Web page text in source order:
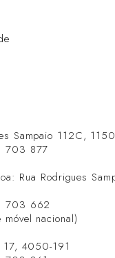
Sampaio 112C,
703 877
Rua Rodrigues
703 662
nacional)
17, 4050-191